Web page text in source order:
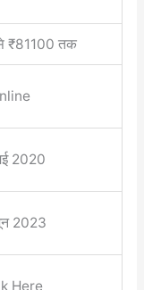
₹81100 तक
2020
2023
Here